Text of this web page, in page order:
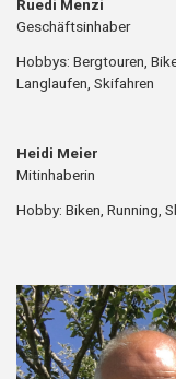
Ruedi Menzi
Geschäftsinhaber
Hobbys: Bergtouren,
Langlaufen, Skifahren
Heidi Meier
Mitinhaberin
Hobby: Biken, Running,